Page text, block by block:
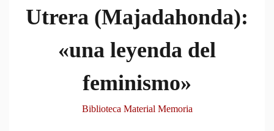
Utrera (Majadahonda):
«una leyenda del
feminismo»
Biblioteca Material Memoria